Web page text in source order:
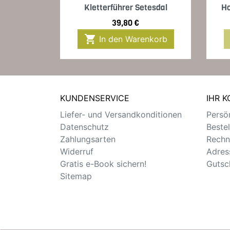
Vorschau
Kletterführer Setesdal
Preis
39,80 €
 In den Warenkorb
KUNDENSERVICE
Liefer- und Versandkonditionen
Datenschutz
Zahlungsarten
Widerruf
Gratis e-Book sichern!
Sitemap
IHR